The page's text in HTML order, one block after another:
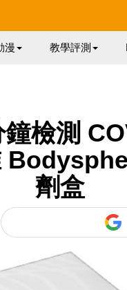
漫 教學評測
鐘檢測
劑盒